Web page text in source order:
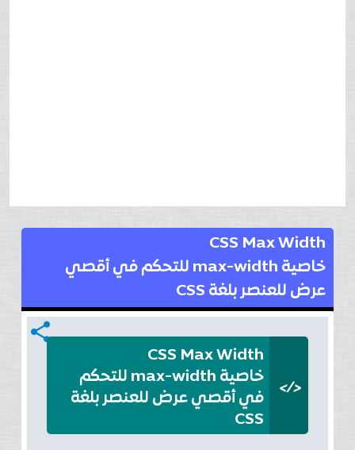
CSS Max Width
خاصية max-width للتحكم في أقصي
عرض للعنصر بلغة CSS
share
</>
CSS Max Width
خاصية max-width للتحكم
في أقصي عرض للعنصر بلغة
CSS